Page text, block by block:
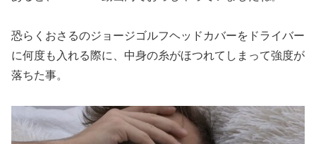
恐らくおさるのジョージゴルフヘッドカバーをドライバー
に何度も入れる際に、中身の糸がほつれてしまって強度が
落ちた事。